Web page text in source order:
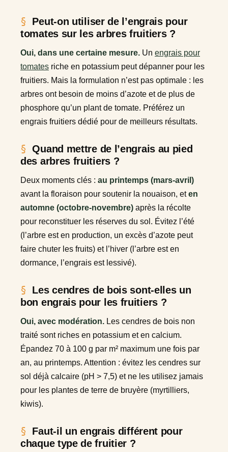
Peut-on utiliser de l’engrais pour
tomates sur les arbres fruitiers ?
Oui, dans une certaine mesure. Un engrais pour
tomates riche en potassium peut dépanner pour les
fruitiers. Mais la formulation n’est pas optimale : les
arbres ont besoin de moins d’azote et de plus de
phosphore qu’un plant de tomate. Préférez un
engrais fruitiers dédié pour de meilleurs résultats.
Quand mettre de l’engrais au pied
des arbres fruitiers ?
Deux moments clés : au printemps (mars-avril)
avant la floraison pour soutenir la nouaison, eten
automne (octobre-novembre) après la récolte
pour reconstituer les réserves du sol. Évitez l’été
(l’arbre est en production, un excès d’azote peut
faire chuter les fruits) et l’hiver (l’arbre est en
dormance, l’engrais est lessivé).
Les cendres de bois sont-elles un
bon engrais pour les fruitiers ?
Oui, avec modération. Les cendres de bois non
traité sont riches en potassium et en calcium.
Épandez 70 à 100 g par m² maximum une fois par
an, au printemps. Attention : évitez les cendres sur
sol déjà calcaire (pH > 7,5) et ne les utilisez jamais
pour les plantes de terre de bruyère (myrtilliers,
kiwis).
Faut-il un engrais différent pour
chaque type de fruitier ?